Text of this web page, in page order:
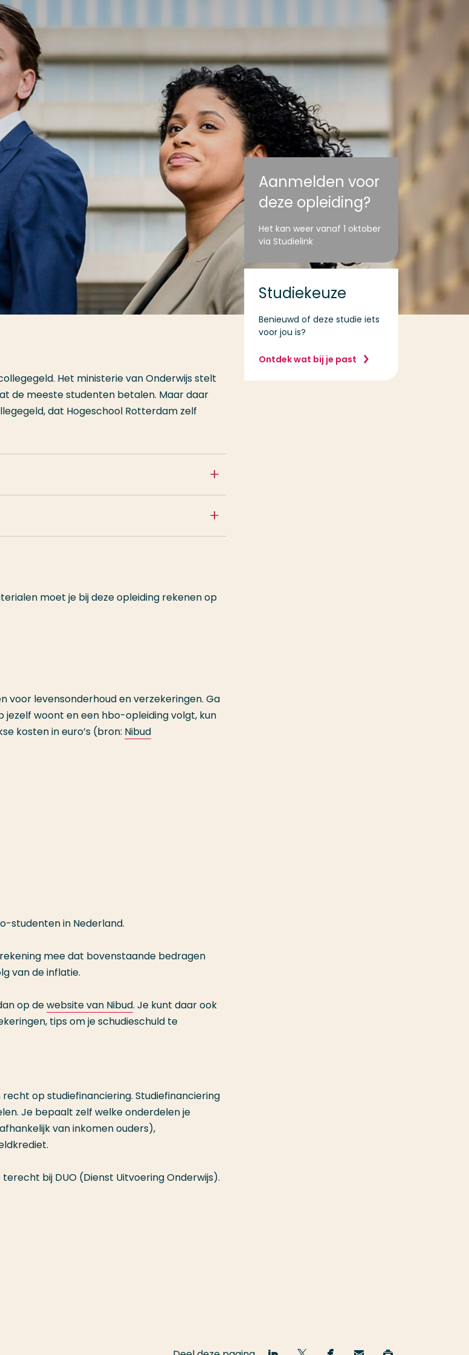
Aanmelden voor
deze opleiding?
Het kan weer vanaf 1 oktober
via Studielink
Studiekeuze
Benieuwd of deze studie iets
voor jou is?
Ontdek wat bij je past
Het ministerie van Onderwijs stelt
de meeste studenten betalen. Maar daar
dat Hogeschool Rotterdam zelf
moet je bij deze opleiding rekenen op
voor levensonderhoud en verzekeringen. Ga
jezelf woont en een hbo-opleiding volgt, kun
kosten in euro’s (bron: Nibud
studenten in Nederland.
mee dat bovenstaande bedragen
van de inflatie.
op dewebsite van Nibud. Je kunt daar ook
tips om je schudieschuld te
op studiefinanciering. Studiefinanciering
Je bepaalt zelf welke onderdelen je
van inkomen ouders),
bij DUO (Dienst Uitvoering Onderwijs).